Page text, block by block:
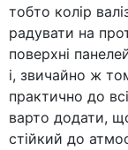
тобто колір
радувати на
поверхні
і, звичайно ж
практично до
варто додати,
стійкий до